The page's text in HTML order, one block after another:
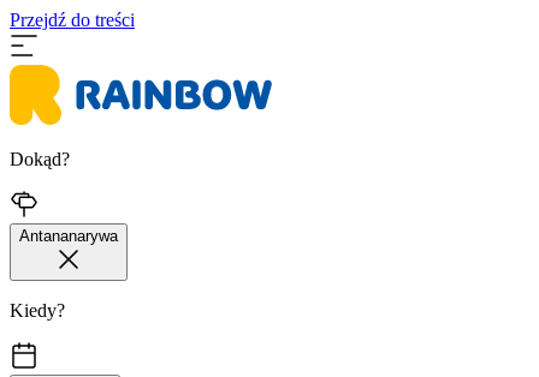
Przejdź do treści
Dokąd?
Antananarywa
Kiedy?